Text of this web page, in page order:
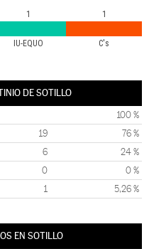
IU-EQUO C's
1 1
DE SOTILLO
100 %
19 76 %
6 24 %
0 0 %
1 5,26 %
EN SOTILLO